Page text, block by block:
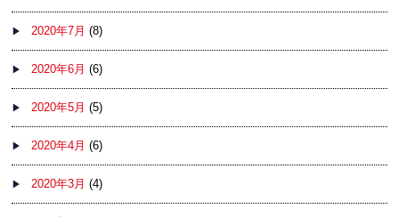
2020年7月 (8)
2020年6月 (6)
2020年5月 (5)
2020年4月 (6)
2020年3月 (4)